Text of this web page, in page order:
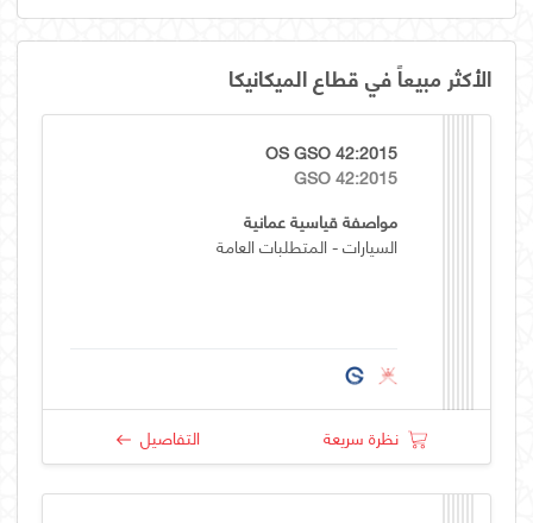
الأكثر مبيعاً في قطاع الميكانيكا
OS GSO 42:2015
GSO 42:2015
مواصفة قياسية عمانية
السيارات - المتطلبات العامة
نظرة سريعة التفاصيل